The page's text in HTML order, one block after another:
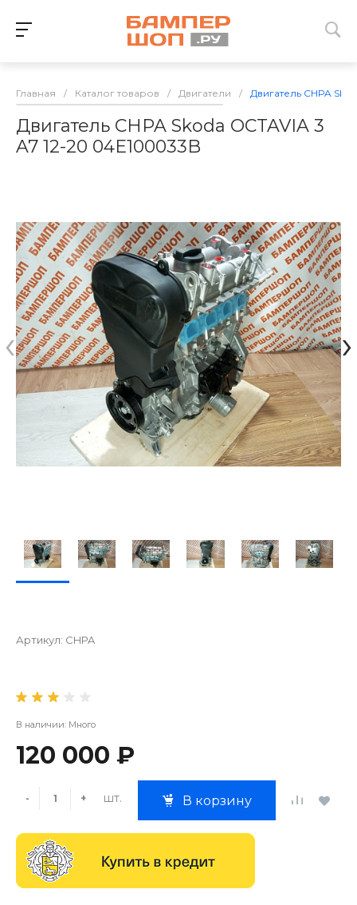
Главная / Каталог товаров / Двигатели / Двигатель CHPA
Двигатель CHPA Skoda OCTAVIA 3
A7 12-20 04E100033B
‹ ›
Артикул: CHPA
В наличии: Много
120 000 ₽
- + шт. В корзину